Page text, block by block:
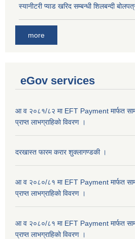
स्यानीटरी प्याड खरिद सम्बन्धी शिलबन्दी
more
eGov services
आ व २०८१/८२ मा EFT Payment मार्फत
प्राप्त लाभग्राहिकाे विवरण ।
दरखास्त फारम करार शुक्लागण्डकी ।
आ व २०८०/८१ मा EFT Payment मार्फत
प्राप्त लाभग्राहिकाे विवरण ।
आ व २०८०/८१ मा EFT Payment मार्फत
प्राप्त लाभग्राहिकाे विवरण ।